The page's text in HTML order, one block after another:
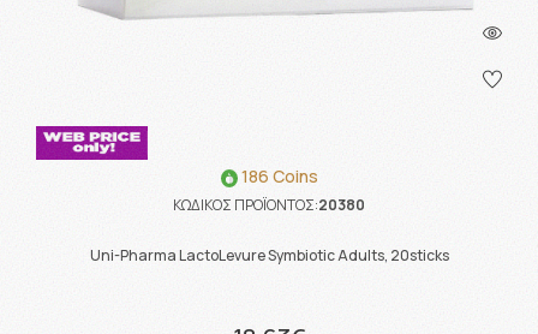
186 Coins
ΚΩΔΙΚΟΣ ΠΡΟΪΟΝΤΟΣ:20380
Uni-Pharma LactoLevure Symbiotic Adults, 20sticks